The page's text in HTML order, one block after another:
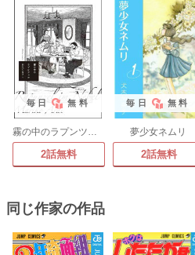
毎日 無料
霧の中のラプンツェル
2話無料
毎日 無料
夢少女ネムリ
2話無料
同じ作家の作品